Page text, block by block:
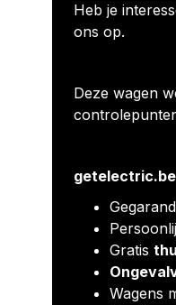
Heb je
ons op.
Deze wagen
getelectric.be
Gratis
Wagens